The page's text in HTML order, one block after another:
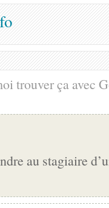
trouver ça avec
au stagiaire